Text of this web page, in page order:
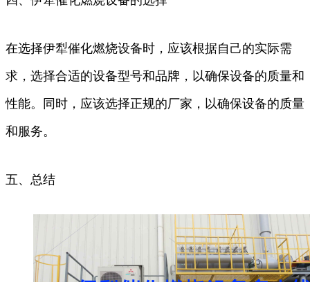
在选择伊犁催化燃烧设备时，应该根据自己的实际需
求，选择合适的设备型号和品牌，以确保设备的质量和
性能。同时，应该选择正规的厂家，以确保设备的质量
和服务。
五、总结